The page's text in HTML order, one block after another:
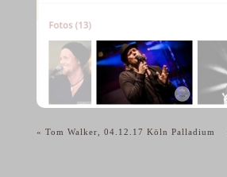
« Tom Walker, 04.12.17 Köln Palladium